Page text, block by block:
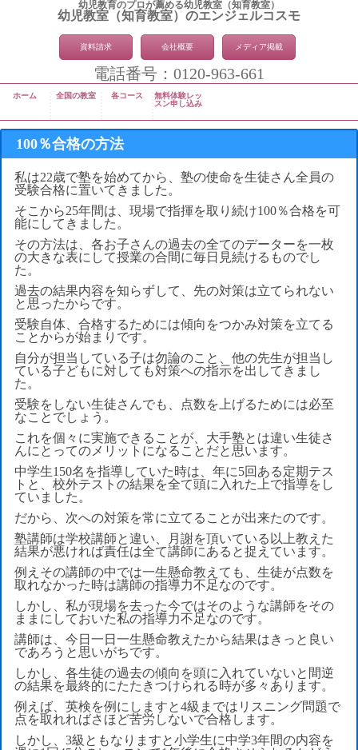
幼児教育のプロが薦める幼児教室（知育教室）
幼児教室（知育教室）のエンジェルコスモ
資料請求 会社概要 メディア掲載
電話番号：0120-963-661
ホーム 全国の教室 各コース
無料体験レッ
スン申し込み
100％合格の方法
私は22歳で塾を始めてから、塾の使命を生徒さん全員の
受験合格に置いてきました。
そこから25年間は、現場で指揮を取り続け100％合格を可
能にしてきました。
その方法は、各お子さんの過去の全てのデーターを一枚
の大きな表にして授業の合間に毎日見続けるものでし
た。
過去の結果内容を知らずして、先の対策は立てられない
と思ったからです。
受験自体、合格するためには傾向をつかみ対策を立てる
ことからが始まりです。
自分が担当している子は勿論のこと、他の先生が担当し
ている子どもに対しても対策への指示を出してきまし
た。
受験をしない生徒さんでも、点数を上げるためには必至
なことでしょう。
これを個々に実施できることが、大手塾とは違い生徒さ
んにとってのメリットになることだと思います。
中学生150名を指導していた時は、年に5回ある定期テス
トと、校外テストの結果を全て頭に入れた上で指導をし
ていました。
だから、次への対策を常に立てることが出来たのです。
塾講師は学校講師と違い、月謝を頂いている以上教えた
結果が悪ければ責任は全て講師にあると捉えています。
例えその講師の中では一生懸命教えても、生徒が点数を
取れなかった時は講師の指導力不足なのです。
しかし、私が現場を去った今ではそのような講師をその
ままにしておいた私の指導力不足なのです。
講師は、今日一日一生懸命教えたから結果はきっと良い
であろうと思いがちです。
しかし、各生徒の過去の傾向を頭に入れていないと間逆
の結果を最終的にたたきつけられる時が多々あります。
例えば、英検を例にしますと4級まではリスニング問題で
点を取れればさほど苦労しないで合格します。
しかし、3級ともなりますと小学生に中学3年間の内容を